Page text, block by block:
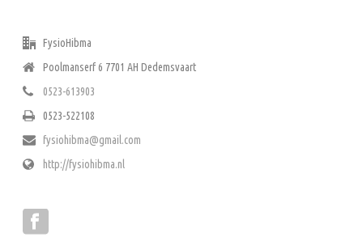
FysioHibma
Poolmanserf 6 7701 AH Dedemsvaart
0523-613903
0523-522108
fysiohibma@gmail.com
http://fysiohibma.nl